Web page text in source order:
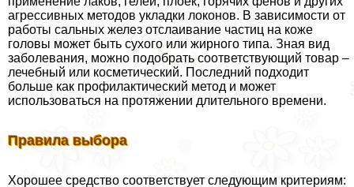
агрессивных методов укладки локонов. В зависимости от
работы сальных желез отслаивание частиц на коже
головы может быть сухого или жирного типа. Зная вид
заболевания, можно подобрать соответствующий товар –
лечебный или косметический. Последний подходит
больше как профилактический метод и может
использоваться на протяжении длительного времени.
Правила выбора
Хорошее средство соответствует следующим критериям: